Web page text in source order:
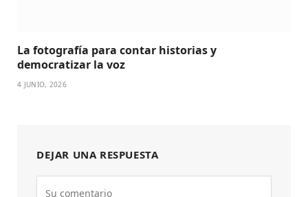
La fotografía para contar historias y
democratizar la voz
4 JUNIO, 2026
DEJAR UNA RESPUESTA